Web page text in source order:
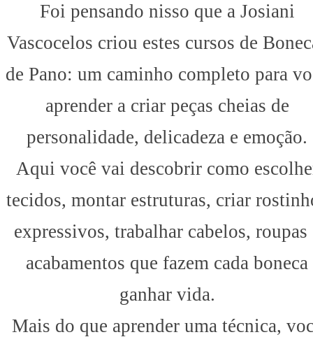
Foi pensando nisso que a Josiani
Vascocelos criou estes cursos de
de Pano: um caminho completo para
aprender a criar peças cheias de
personalidade, delicadeza e emoção.
Aqui você vai descobrir como
tecidos, montar estruturas, criar
expressivos, trabalhar cabelos, roupas
acabamentos que fazem cada boneca
ganhar vida.
Mais do que aprender uma técnica,